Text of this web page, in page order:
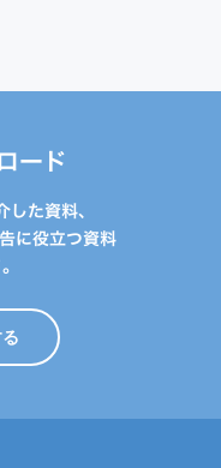
ード
た資料、
に役立つ資料